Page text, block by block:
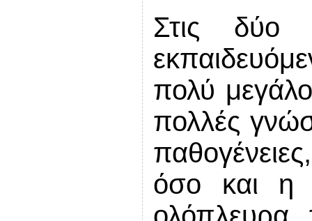
Στις δύο
πολύ
πολλές
παθογένειες,
όσο και η